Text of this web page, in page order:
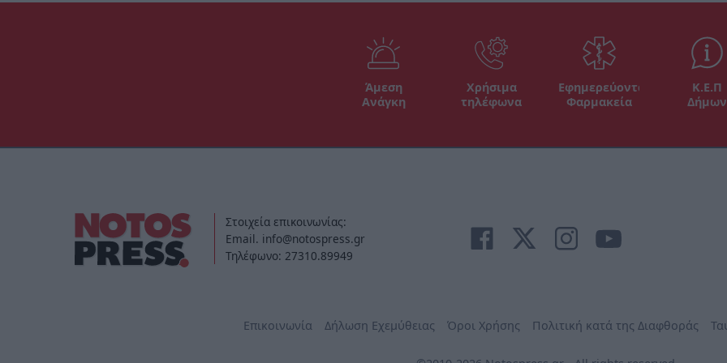
Άμεση
Ανάγκη
Χρήσιμα
τηλέφωνα
Εφημερεύοντα
Φαρμακεία
Κ.Ε.Π
Δήμων
Στοιχεία επικοινωνίας:
Email. info@notospress.gr
Τηλέφωνο: 27310.89949
Επικοινωνία Δήλωση Εχεμύθειας Όροι Χρήσης Πολιτική κατά της Διαφθοράς